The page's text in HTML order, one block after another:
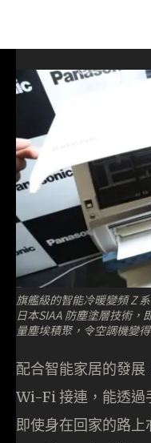
旗艦級的智能冷暖變頻 Z
日本SIAA 防塵塗層技術，
量塵埃積聚，令空調機變
配合智能家居的發
Wi-Fi 接連，能透過
即使身在回家的路